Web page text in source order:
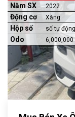
Năm SX 2022
Động cơ Xăng
Hộp số số tự động
Odo 6,000,000